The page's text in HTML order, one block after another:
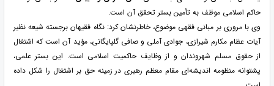
حاکم اسلامی موظف به تأمین بستر تحقق آن است.
وی با مروری بر مبانی فقهی موضوع، خاطرنشان کرد: نگاه فقیهان برجسته شیعه نظیر
آیات عظام مکارم شیرازی، جوادی آملی و صافی گلپایگانی، مؤید آن است که اشتغال
از حقوق مسلم شهروندان و از وظایف حاکمیت اسلامی است. این بستر علمی،
پشتوانه منظومه اندیشه‌ای مقام معظم رهبری در زمینه حق بر اشتغال را شکل داده